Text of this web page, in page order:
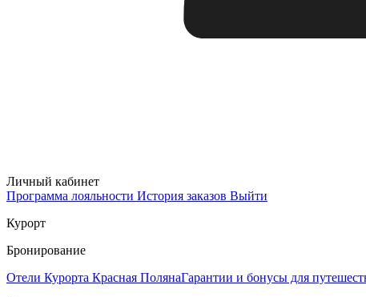
Личный кабинет
Программа лояльности История заказов Выйти
Курорт
Бронирование
Отели Курорта Красная ПолянаГарантии и бонусы для